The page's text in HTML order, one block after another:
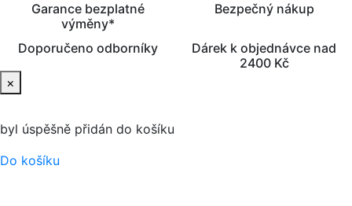
Garance bezplatné
výměny*
Bezpečný nákup
Doporučeno odborníky
Dárek k objednávce nad
2400 Kč
×
byl úspěšně přidán do košíku
Do košíku